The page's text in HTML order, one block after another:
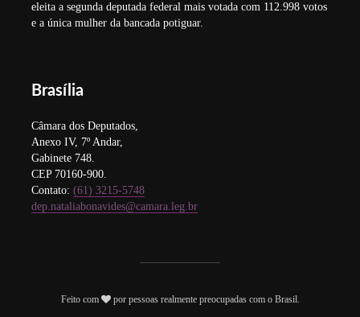
eleita a segunda deputada federal mais votada com 112.998 votos
e a única mulher da bancada potiguar.
Brasília
Câmara dos Deputados,
Anexo IV, 7º Andar,
Gabinete 748.
CEP 70160-900.
Contato: (61) 3215-5748
dep.nataliabonavides@camara.leg.br
Feito com por pessoas realmente preocupadas com o Brasil.